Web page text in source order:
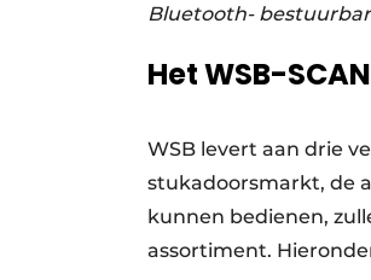
Bluetooth-
Het WSB-
WSB levert aan drie
stukadoorsmarkt, de
kunnen bedienen,
assortiment.